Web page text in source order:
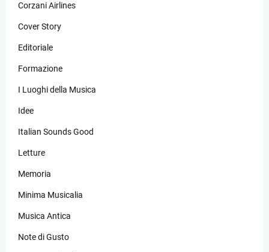
Corzani Airlines
Cover Story
Editoriale
Formazione
I Luoghi della Musica
Idee
Italian Sounds Good
Letture
Memoria
Minima Musicalia
Musica Antica
Note di Gusto